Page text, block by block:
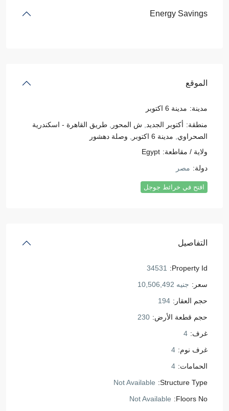
Energy Savings
الموقع
مدينة: مدينة 6 اكتوبر
منطقة: أكتوبر الجديد ش المحور
طريق القاهرة - اسكندرية
الصحراوي
مدينة 6 اكتوبر
وصلة دهشور
ولاية / مقاطعة: Egypt
دولة: مصر
افتح في خرائط جوجل
التفاصيل
Property Id:
34531
سعر: جنيه 10,506,492
حجم العقار: 194
حجم قطعة الأرض: 230
غرف: 4
غرف نوم: 4
الحمامات: 4
Structure Type:
Not Available
Floors No:
Not Available